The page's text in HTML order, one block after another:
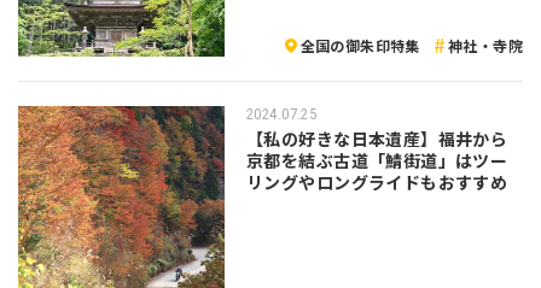
全国の御朱印特集 神社・寺院
2024.07.25
【私の好きな日本遺産】福井から
京都を結ぶ古道「鯖街道」はツー
リングやロングライドもおすすめ